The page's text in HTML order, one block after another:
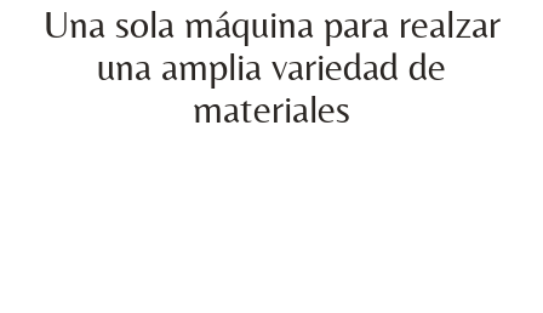
Una sola máquina para realzar
una amplia variedad de
materiales